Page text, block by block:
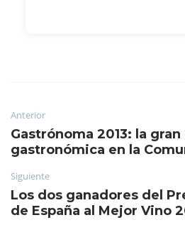
Anterior
Gastrónoma 2013: la
gastronómica en la
Siguiente
Los dos ganadores del
de España al Mejor Vino